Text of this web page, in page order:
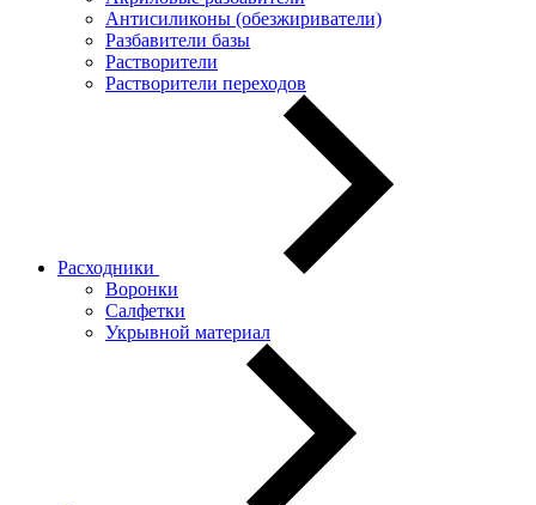
Антисиликоны (обезжириватели)
Разбавители базы
Растворители
Растворители переходов
Расходники
Воронки
Салфетки
Укрывной материал